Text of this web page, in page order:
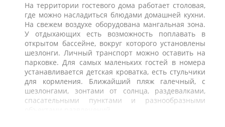
На территории гостевого дома работает столовая,
где можно насладиться блюдами домашней кухни.
На свежем воздухе оборудована мангальная зона.
У отдыхающих есть возможность поплавать в
открытом бассейне, вокруг которого установлены
шезлонги. Личный транспорт можно оставить на
парковке. Для самых маленьких гостей в номера
устанавливается детская кроватка, есть стульчики
для кормления. Ближайший пляж галечный, с
шезлонгами, зонтами от солнца, раздевалками,
спасательными пунктами и разнообразными